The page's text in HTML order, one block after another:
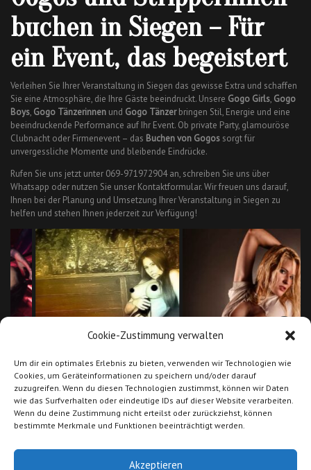
Cookie-Zustimmung verwalten
Um dir ein optimales Erlebnis zu bieten, verwenden wir Technologien wie
Cookies, um Geräteinformationen zu speichern und/oder darauf
zuzugreifen. Wenn du diesen Technologien zustimmst, können wir Daten
wie das Surfverhalten oder eindeutige IDs auf dieser Website verarbeiten.
Wenn du deine Zustimmung nicht erteilst oder zurückziehst, können
bestimmte Merkmale und Funktionen beeinträchtigt werden.
Akzeptieren
buchen in Siegen – Für
ein Event, das begeistert
Verleihen Sie Ihrer Veranstaltung in Siegen das gewisse Extra und schaffen
Sie eine Atmosphäre, die Ihre Gäste beeindruckt. Unsere Gogo Girls, Gogo
Boys, Gogo Tänzerinnen und Gogo Tänzerbringen Stil, Energie und eine
beeindruckende Performance auf Ihr Event. Ob private Party, glamouröse
Clubnacht oder Firmenevent – das Buchen von Gogos sorgt für
unvergessliche Momente und bleibende Eindrücke.
Rufen Sie uns jetzt unter 069-971972904 an, schreiben Sie uns über
Whatsapp oder nutzen Sie unser Kontaktformular. Wir freuen uns darauf,
Ihnen bei der Planung und Umsetzung Ihrer Veranstaltung in Siegen zu
helfen und stehen Ihnen jederzeit zur Verfügung!
Stripperin Kitty für Bielefeld in
NRW!
Stripperin und Erotik Künstlerin
Leony für Köln